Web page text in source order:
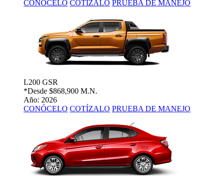
CONÓCELO COTÍZALO PRUEBA DE MANEJO
L200 GSR
*Desde $868,900 M.N.
Año: 2026
CONÓCELO COTÍZALO PRUEBA DE MANEJO